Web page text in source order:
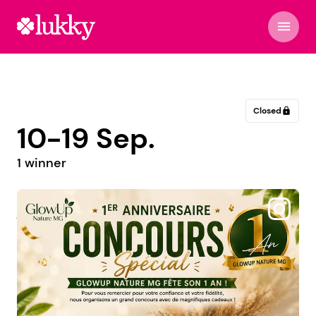
menu
Closed lock
10-19 Sep.
1 winner
@judithbimami